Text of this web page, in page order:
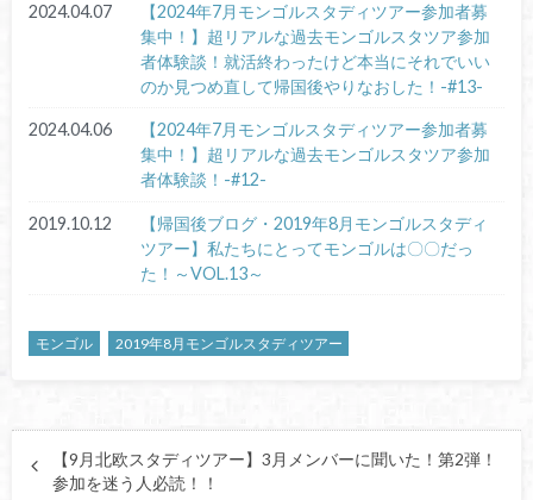
2024.04.07
【2024年7月モンゴルスタディツアー参加者募
集中！】超リアルな過去モンゴルスタツア参加
者体験談！就活終わったけど本当にそれでいい
のか見つめ直して帰国後やりなおした！-#13-
2024.04.06
【2024年7月モンゴルスタディツアー参加者募
集中！】超リアルな過去モンゴルスタツア参加
者体験談！-#12-
2019.10.12
【帰国後ブログ・2019年8月モンゴルスタディ
ツアー】私たちにとってモンゴルは〇〇だっ
た！～VOL.13～
モンゴル 2019年8月モンゴルスタディツアー
【9月北欧スタディツアー】3月メンバーに聞いた！第2弾！
参加を迷う人必読！！